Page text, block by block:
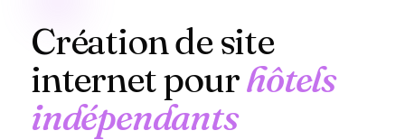
Création de site
internet pourhôtels
indépendants